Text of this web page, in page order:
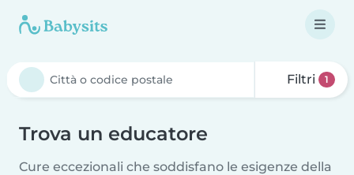
Filtri 1
Trova un educatore
Cure eccezionali che soddisfano le esigenze della